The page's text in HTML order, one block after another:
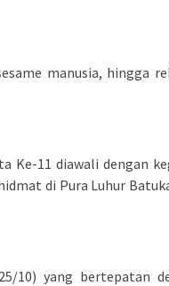
manusia, hingga
Ke-11 diawali dengan
di Pura Luhur
10) yang bertepatan